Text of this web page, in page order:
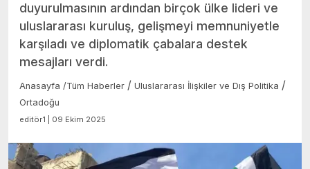
duyurulmasının ardından birçok ülke lideri ve
uluslararası kuruluş, gelişmeyi memnuniyetle
karşıladı ve diplomatik çabalara destek
mesajları verdi.
Anasayfa /Tüm Haberler / Uluslararası İlişkiler ve Dış Politika /
Ortadoğu
editör1 | 09 Ekim 2025